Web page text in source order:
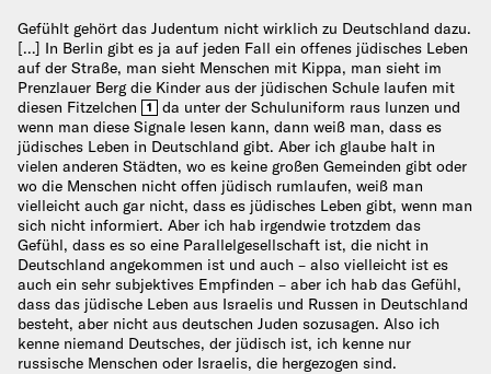
Gefühlt gehört das Judentum nicht wirklich zu Deutschland dazu.
[…] In Berlin gibt es ja auf jeden Fall ein offenes jüdisches Leben
auf der Straße, man sieht Menschen mit Kippa, man sieht im
Prenzlauer Berg die Kinder aus der jüdischen Schule laufen mit
diesen Fitzelchen
1
da unter der Schuluniform raus lunzen und
wenn man diese Signale lesen kann, dann weiß man, dass es
jüdisches Leben in Deutschland gibt. Aber ich glaube halt in
vielen anderen Städten, wo es keine großen Gemeinden gibt oder
wo die Menschen nicht offen jüdisch rumlaufen, weiß man
vielleicht auch gar nicht, dass es jüdisches Leben gibt, wenn man
sich nicht informiert. Aber ich hab irgendwie trotzdem das
Gefühl, dass es so eine Parallelgesellschaft ist, die nicht in
Deutschland angekommen ist und auch – also vielleicht ist es
auch ein sehr subjektives Empfinden – aber ich hab das Gefühl,
dass das jüdische Leben aus Israelis und Russen in Deutschland
besteht, aber nicht aus deutschen Juden sozusagen. Also ich
kenne niemand Deutsches, der jüdisch ist, ich kenne nur
russische Menschen oder Israelis, die hergezogen sind.